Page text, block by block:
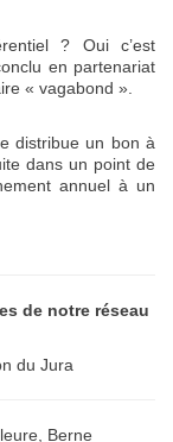
? Oui c’est
en partenariat
« vagabond ».
distribue un bon à
dans un point de
annuel à un
de notre réseau
du Jura
Berne